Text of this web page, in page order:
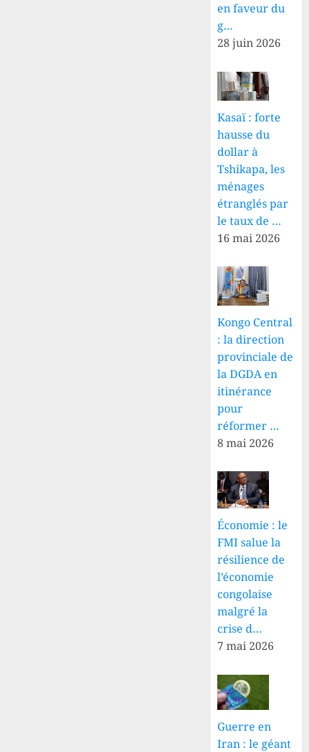
en faveur du
g…
28 juin 2026
Kasaï : forte
hausse du
dollar à
Tshikapa, les
ménages
étranglés par
le taux de …
16 mai 2026
Kongo Central
: la direction
provinciale de
la DGDA en
itinérance
pour
réformer …
8 mai 2026
Économie : le
FMI salue la
résilience de
l’économie
congolaise
malgré la
crise d…
7 mai 2026
Guerre en
Iran : le géant